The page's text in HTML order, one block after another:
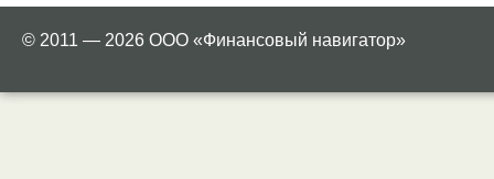
© 2011 — 2026 ООО «Финансовый навигатор»